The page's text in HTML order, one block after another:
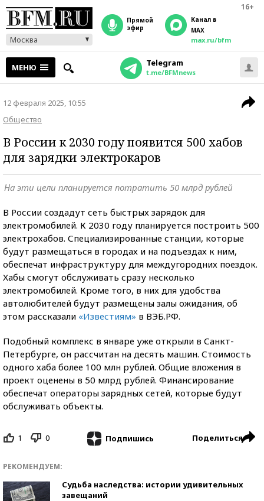
16+
Москва
прямой
эфир
Канал в
MAX
max.ru/bfm
МЕНЮ Telegram
t.me/BFMnews
12 февраля 2025, 10:55
Общество
В России к 2030 году появится 500 хабов
для зарядки электрокаров
На эти цели планируется потратить 50 млрд рублей
В России создадут сеть быстрых зарядок для
электромобилей. К 2030 году планируется построить 500
электрохабов. Специализированные станции, которые
будут размещаться в городах и на подъездах к ним,
обеспечат инфраструктуру для междугородних поездок.
Хабы смогут обслуживать сразу несколько
электромобилей. Кроме того, в них для удобства
автолюбителей будут размещены залы ожидания, об
этом рассказали «Известиям» в ВЭБ.РФ.
Подобный комплекс в январе уже открыли в Санкт-
Петербурге, он рассчитан на десять машин. Стоимость
одного хаба более 100 млн рублей. Общие вложения в
проект оценены в 50 млрд рублей. Финансирование
обеспечат операторы зарядных сетей, которые будут
обслуживать объекты.
1 0 Подпишись Поделиться
РЕКОМЕНДУЕМ:
Судьба наследства: истории удивительных
завещаний